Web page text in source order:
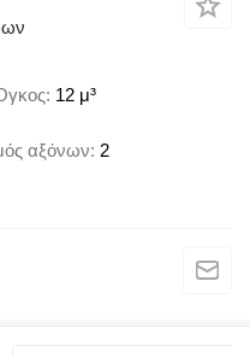
12 μ³
αξόνων 2